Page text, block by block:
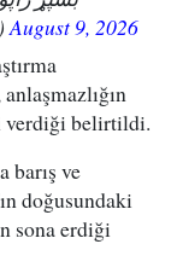
August 9, 2026
verdiği belirtildi.
barış ve
doğusundaki
sona erdiği